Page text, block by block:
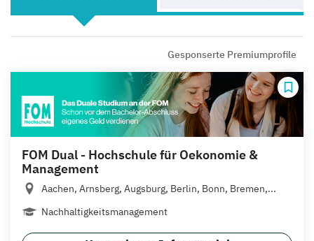
Gesponserte Premiumprofile
FOM Dual - Hochschule für Oekonomie &
Management
Aachen, Arnsberg, Augsburg, Berlin, Bonn, Bremen,...
Nachhaltigkeitsmanagement